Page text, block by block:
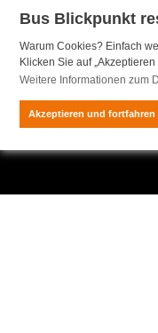
Bus Blickpunkt
Warum Cookies? Einfach
Klicken Sie auf
Weitere Informationen zum
Akzeptieren und fortfahren